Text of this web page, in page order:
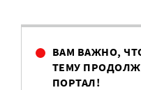
ВАМ ВАЖНО,
ТЕМУ
ПОРТАЛ!